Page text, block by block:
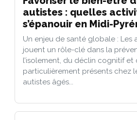
autistes : quelles
s’épanouir en Midi-
Un enjeu de santé globale : Les
jouent un rôle-clé dans la
l’isolement, du déclin cognitif et
particulièrement présents chez
autistes âgés...